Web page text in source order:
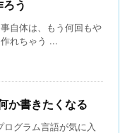
う
自体は、もう何回もや
れちゃう ...
か書きたくなる
グラム言語が気に入